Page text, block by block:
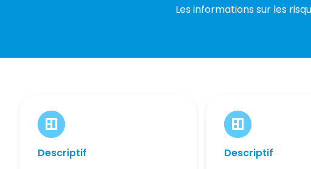
Les informations sur les
Descriptif Descriptif